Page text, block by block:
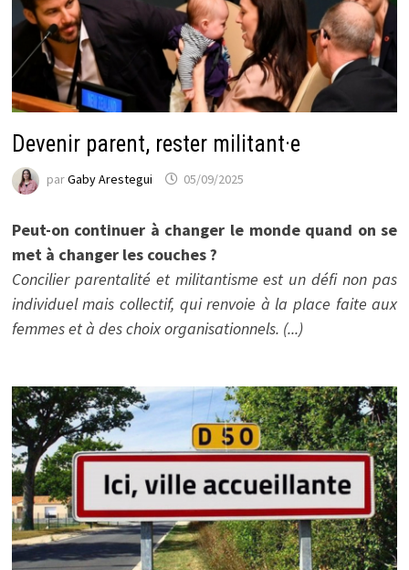
Devenir parent, rester militant·e
parGaby Arestegui 05/09/2025
Peut-on continuer à changer le monde quand on se
met à changer les couches ?
Concilier parentalité et militantisme est un défi non pas
individuel mais collectif, qui renvoie à la place faite aux
femmes et à des choix organisationnels. (...)